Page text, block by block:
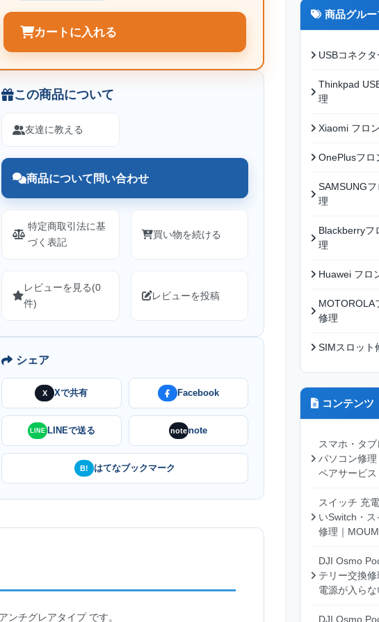
カートに入れる
この商品について
友達に教える
商品について問い合わせ
特定商取引法に基
づく表記
買い物を続ける
レビューを見る(0
件)
レビューを投稿
シェア
X Xで共有 Facebook
LINE LINEで送る notenote
B! はてなブックマーク
チグレアタイプ です。
商品グルー
USBコネク
Thinkpad
理
Xiaomi フロ
OnePlusフロ
SAMSUNG
理
Blackberryフ
理
Huawei フロ
MOTOROLA
修理
SIMスロット
コンテンツ
スマホ・タブ
パソコン修理
ペアサービス
スイッチ 充
いSwitch・ス
修理｜
DJI Osmo
テリー交換修
電源が入らな
DJI Osmo